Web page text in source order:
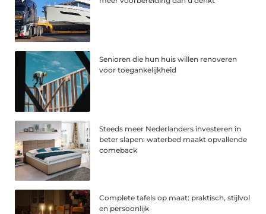
Senioren die hun huis willen renoveren
voor toegankelijkheid
Steeds meer Nederlanders investeren in
beter slapen: waterbed maakt opvallende
comeback
Complete tafels op maat: praktisch, stijlvol
en persoonlijk